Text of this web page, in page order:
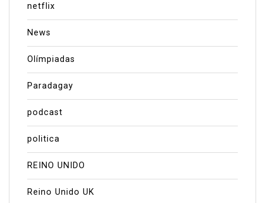
netflix
News
Olímpiadas
Paradagay
podcast
politica
REINO UNIDO
Reino Unido UK